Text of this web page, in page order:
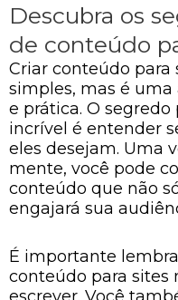
Descubra os
de conteúdo
Criar conteúdo para
simples, mas é
e prática. O
incrível é entender
eles desejam. Uma
mente, você pode
conteúdo que não
engajará sua
É importante
conteúdo para sites